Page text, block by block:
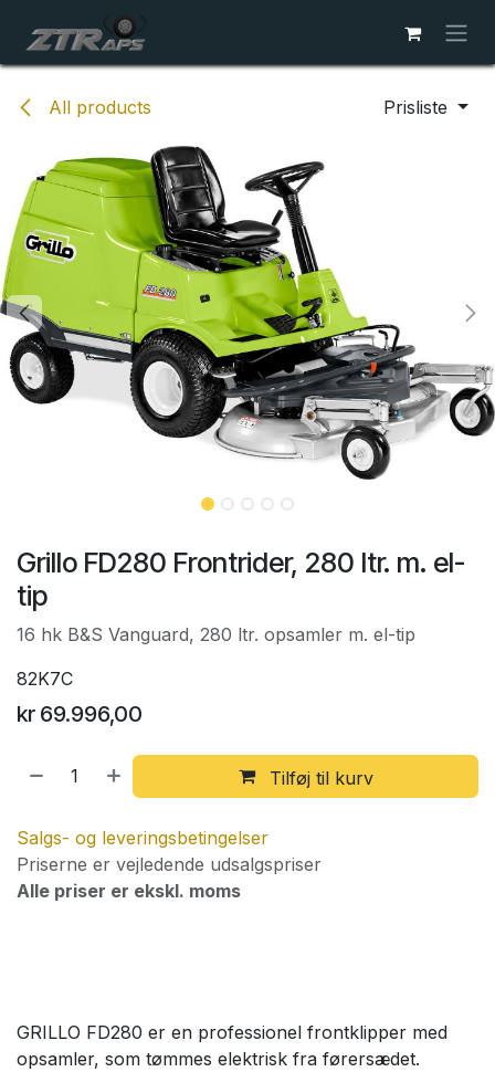
All products Prisliste
Grillo FD280 Frontrider, 280 ltr. m. el-
tip
16 hk B&S Vanguard, 280 ltr. opsamler m. el-tip
82K7C
kr 69.996,00
Tilføj til kurv
Salgs- og leveringsbetingelser
Priserne er vejledende udsalgspriser
Alle priser er ekskl. moms
GRILLO FD280 er en professionel frontklipper med
opsamler, som tømmes elektrisk fra førersædet.